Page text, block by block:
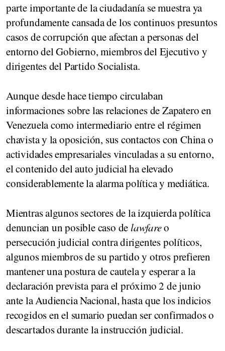
parte importante de la ciudadanía se muestra ya
profundamente cansada de los continuos presuntos
casos de corrupción que afectan a personas del
entorno del Gobierno, miembros del Ejecutivo y
dirigentes del Partido Socialista.
Aunque desde hace tiempo circulaban
informaciones sobre las relaciones de Zapatero en
Venezuela como intermediario entre el régimen
chavista y la oposición, sus contactos con China o
actividades empresariales vinculadas a su entorno,
el contenido del auto judicial ha elevado
considerablemente la alarma política y mediática.
Mientras algunos sectores de la izquierda política
denuncian un posible caso de lawfareo
persecución judicial contra dirigentes políticos,
algunos miembros de su partido y otros prefieren
mantener una postura de cautela y esperar a la
declaración previstapara el próximo2 de junio
ante la Audiencia Nacional, hasta que los indicios
recogidos en el sumario puedan ser confirmados o
descartados durante la instrucción judicial.